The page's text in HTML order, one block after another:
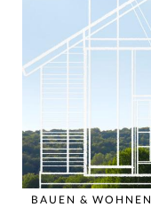
BAUEN & WOHNEN